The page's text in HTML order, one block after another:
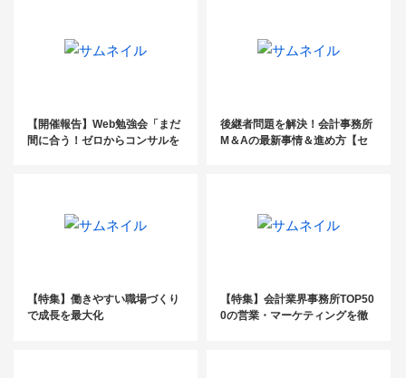
【開催報告】Web勉強会「まだ
間に合う！ゼロからコンサルを
後継者問題を解決！会計事務所
M＆Aの最新事情＆進め方【セ
【特集】働きやすい職場づくり
で成長を最大化
【特集】会計業界事務所TOP50
0の営業・マーケティングを徹